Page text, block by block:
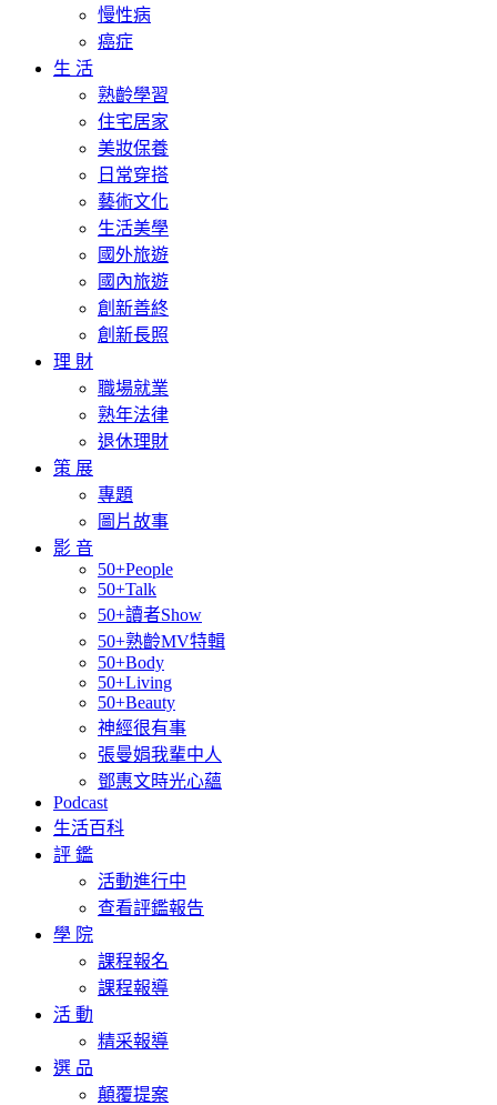
慢性病
癌症
生 活
熟齡學習
住宅居家
美妝保養
日常穿搭
藝術文化
生活美學
國外旅遊
國內旅遊
創新善終
創新長照
理 財
職場就業
熟年法律
退休理財
策 展
專題
圖片故事
影 音
50+People
50+Talk
50+讀者Show
50+熟齡MV特輯
50+Body
50+Living
50+Beauty
神經很有事
張曼娟我輩中人
鄧惠文時光心蘊
Podcast
生活百科
評 鑑
活動進行中
查看評鑑報告
學 院
課程報名
課程報導
活 動
精采報導
選 品
顛覆提案